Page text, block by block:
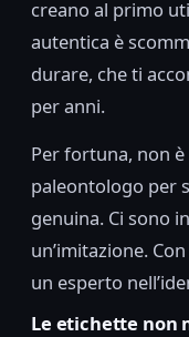
creano al primo
autentica è
durare, che ti
per anni.
Per fortuna, non
paleontologo per
genuina. Ci sono
un’imitazione.
un esperto
Le etichette non